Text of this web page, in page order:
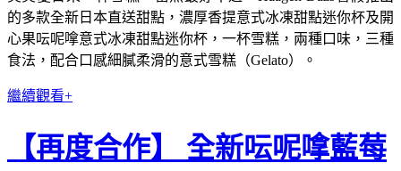
的多款全新日本直送甜點，濃厚香提意式冰凍甜點迷你杯及開
心果呍呢嗱意式冰凍甜點迷你杯，一杯雪糕，兩種口味，三種
食法，配合口感細膩柔滑的意式雪糕（Gelato）。
繼續觀看+
【再度合作】 全新呍呢嗱藍莓